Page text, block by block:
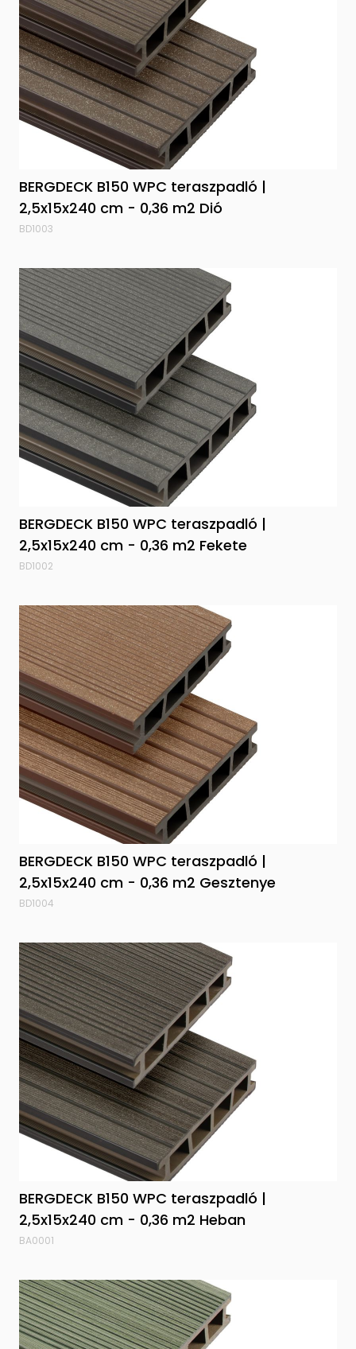
BERGDECK B150 WPC teraszpadló |
2,5x15x240 cm - 0,36 m2 Dió
BD1003
BERGDECK B150 WPC teraszpadló |
2,5x15x240 cm - 0,36 m2 Fekete
BD1002
BERGDECK B150 WPC teraszpadló |
2,5x15x240 cm - 0,36 m2 Gesztenye
BD1004
BERGDECK B150 WPC teraszpadló |
2,5x15x240 cm - 0,36 m2 Heban
BA0001